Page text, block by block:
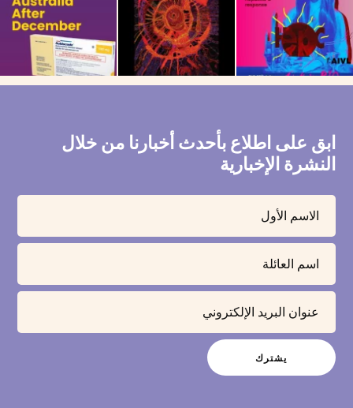
ابق على اطلاع بأحدث أخبارنا من خلال
النشرة الإخبارية